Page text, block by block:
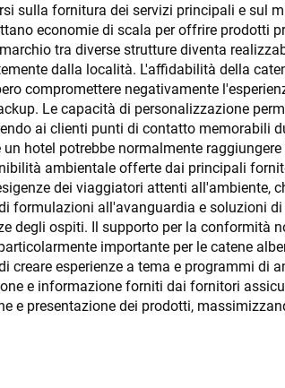
sulla fornitura dei servizi principali e sul
economie di scala per offrire prodotti
tra diverse strutture diventa
dalla località. L'affidabilità della
compromettere negativamente
Le capacità di personalizzazione
ai clienti punti di contatto memorabili
hotel potrebbe normalmente
ambientale offerte dai principali
dei viaggiatori attenti all'ambiente,
formulazioni all'avanguardia e soluzioni
degli ospiti. Il supporto per la
importante per le catene
esperienze a tema e programmi di
e informazione forniti dai fornitori
e presentazione dei prodotti,